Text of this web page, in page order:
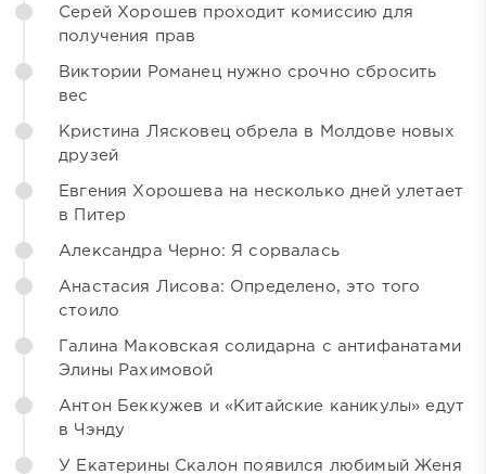
Серей Хорошев проходит комиссию для
получения прав
Виктории Романец нужно срочно сбросить
вес
Кристина Лясковец обрела в Молдове новых
друзей
Евгения Хорошева на несколько дней улетает
в Питер
Александра Черно: Я сорвалась
Анастасия Лисова: Определено, это того
стоило
Галина Маковская солидарна с антифанатами
Элины Рахимовой
Антон Беккужев и «Китайские каникулы» едут
в Чэнду
У Екатерины Скалон появился любимый Женя